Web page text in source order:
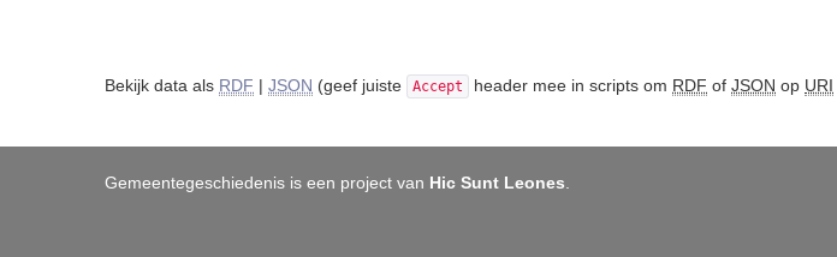
Bekijk data als RDF | JSON (geef juiste Accept header mee in scripts om RDF of JSON op URI
Gemeentegeschiedenis is een project van Hic Sunt Leones